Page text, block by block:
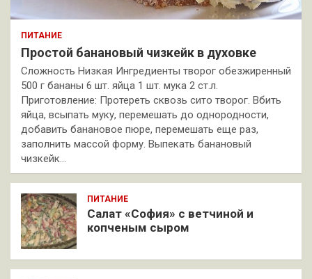
ПИТАНИЕ
Простой банановый чизкейк в духовке
Сложность Низкая Ингредиенты творог обезжиренный
500 г бананы 6 шт. яйца 1 шт. мука 2 ст.л.
Приготовление: Протереть сквозь сито творог. Вбить
яйца, всыпать муку, перемешать до однородности,
добавить банановое пюре, перемешать еще раз,
заполнить массой форму. Выпекать банановый
чизкейк…
ПИТАНИЕ
Салат «София» с ветчиной и
копченым сыром